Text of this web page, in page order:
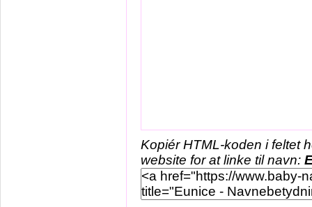
Kopiér HTML-koden i feltet
website for at linke til navn: